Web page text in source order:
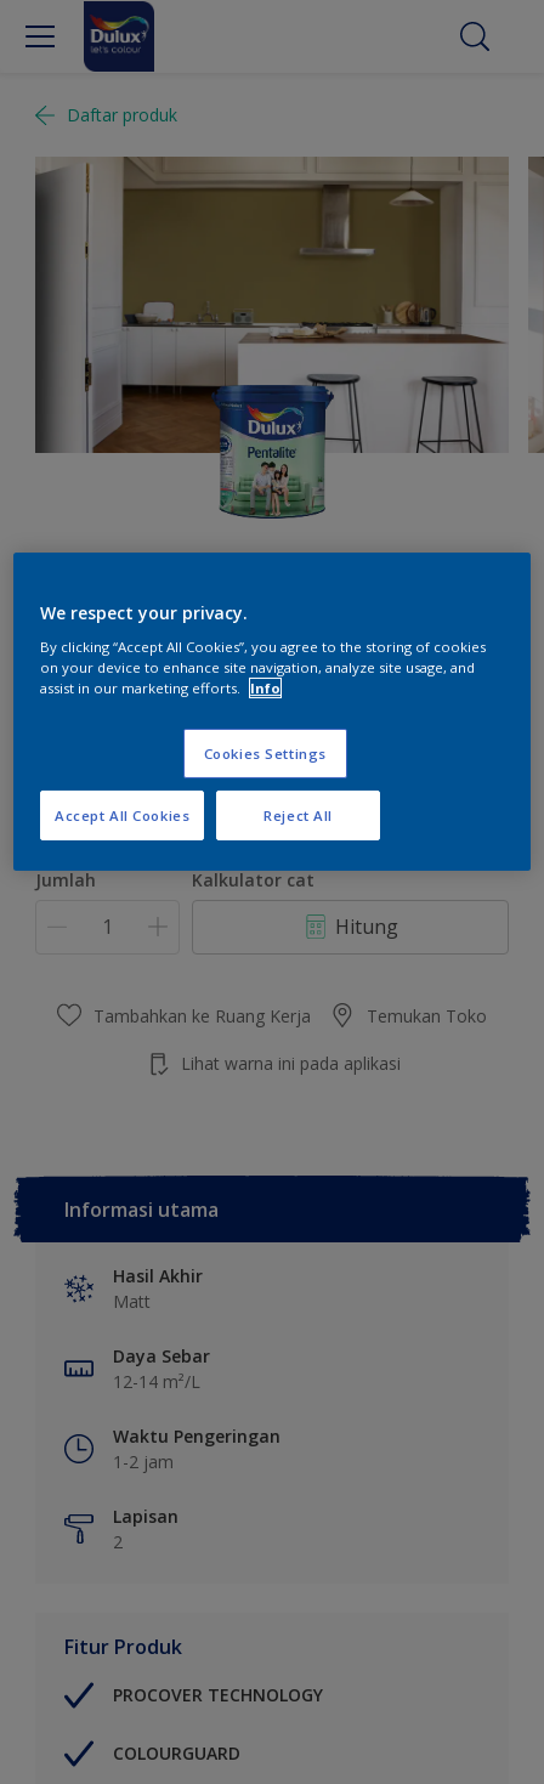
Daftar produk
Green Seeweed 53YY 26/275
2.5 L
Jumlah Kalkulator cat
Hitung
Tambahkan ke Ruang Kerja Temukan Toko
Lihat warna ini pada aplikasi
Informasi utama
Hasil Akhir
Matt
Daya Sebar
12-14 m²/L
Waktu Pengeringan
1-2 jam
Lapisan
2
Fitur Produk
PROCOVER TECHNOLOGY
COLOURGUARD
We respect your privacy.
By clicking “Accept All Cookies”, you agree to the storing of cookies
on your device to enhance site navigation, analyze site usage, and
assist in our marketing efforts.
Info
Cookies Settings
Reject All
Accept All Cookies